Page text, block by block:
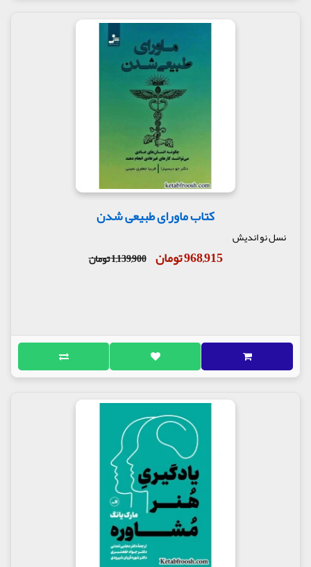
کتاب ماورای طبیعی شدن
نسل نو اندیش
968,915 تومان 1,139,900 تومان